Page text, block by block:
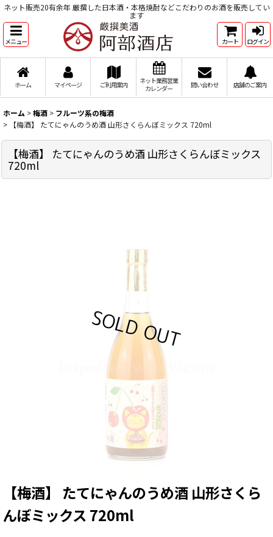
ネット販売20有余年 厳撰した日本酒・本格焼酎などこだわりのお酒を販売してい
ます
メニュー カート ログイン
ホーム マイページ ご利用案内
ネット業務営業
カレンダー
問い合わせ 店舗のご案内
ホーム >梅酒 > フルーツ系の梅酒
>
【梅酒】 たてにゃんのうめ酒 山形さくらんぼミックス 720ml
【梅酒】 たてにゃんのうめ酒 山形さくらんぼミックス
720ml
【梅酒】 たてにゃんのうめ酒 山形さくら
んぼミックス 720ml